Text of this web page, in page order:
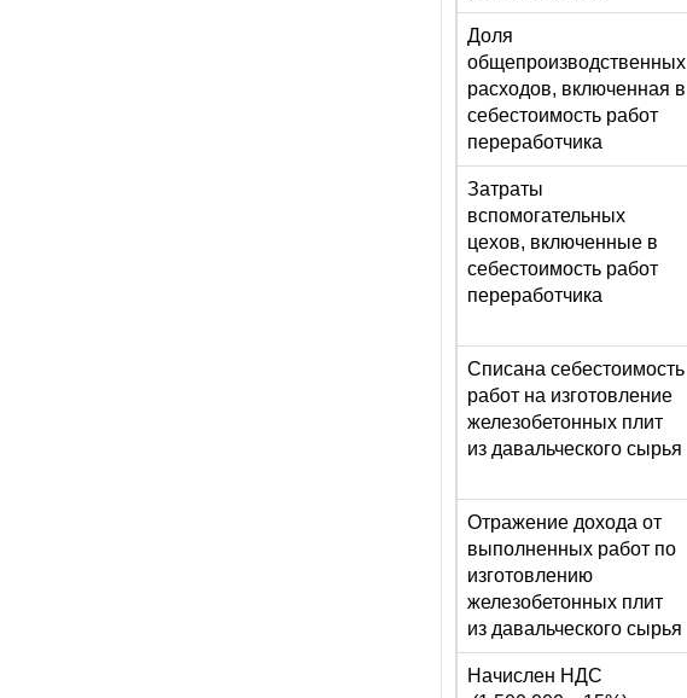
Доля
общепроизводственных
расходов, включенная в
себестоимость работ
переработчика
Затраты
вспомогательных
цехов, включенные в
себестоимость работ
переработчика
Списана себестоимость
работ на изготовление
железобетонных плит
из давальческого сырья
Отражение дохода от
выполненных работ по
изготовлению
железобетонных плит
из давальческого сырья
Начислен НДС